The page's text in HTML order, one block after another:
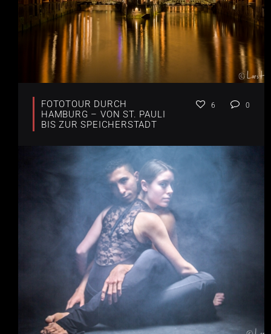
FOTOTOUR DURCH
HAMBURG – VON ST. PAULI
BIS ZUR SPEICHERSTADT
6 0